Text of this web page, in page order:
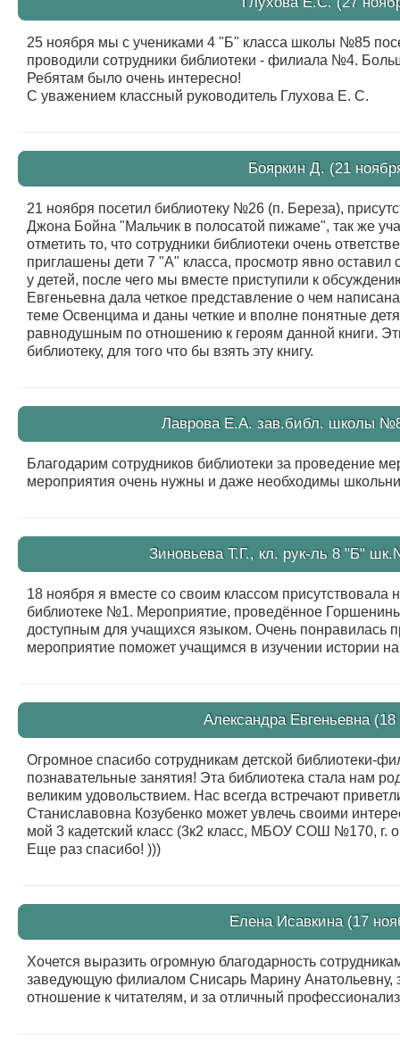
25 ноября мы с учениками 4 "Б" класса школы №85
проводили сотрудники библиотеки - филиала №4.
Ребятам было очень интересно!
С уважением классный руководитель Глухова Е. С.
Бояркин Д. (21
21 ноября посетил библиотеку №26 (п. Береза),
Джона Бойна "Мальчик в полосатой пижаме", так же
отметить то, что сотрудники библиотеки очень
приглашены дети 7 "А" класса, просмотр явно оставил
у детей, после чего мы вместе приступили к
Евгеньевна дала четкое представление о чем
теме Освенцима и даны четкие и вполне понятные
равнодушным по отношению к героям данной книги.
библиотеку, для того что бы взять эту книгу.
Лаврова Е.А. зав.библ. школы
Благодарим сотрудников библиотеки за проведение
мероприятия очень нужны и даже необходимы
Зиновьева Т.Г., кл. рук-ль 8 "Б"
18 ноября я вместе со своим классом присутствовала
библиотеке №1. Мероприятие, проведённое
доступным для учащихся языком. Очень понравилась
мероприятие поможет учащимся в изучении истории
Александра Евгеньевна
Огромное спасибо сотрудникам детской библиотеки-
познавательные занятия! Эта библиотека стала нам
великим удовольствием. Нас всегда встречают
Станиславовна Козубенко может увлечь своими
мой 3 кадетский класс (3к2 класс, МБОУ СОШ №170, г.
Еще раз спасибо! )))
Елена Исавкина (17
Хочется выразить огромную благодарность
заведующую филиалом Снисарь Марину Анатольевну,
отношение к читателям, и за отличный